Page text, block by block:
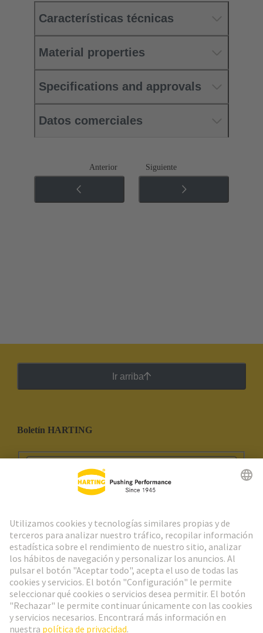
Características técnicas
Material properties
Specifications and approvals
Datos comerciales
Anterior Siguiente
Ir arriba
Boletín HARTING
Ir al registro
Social Media
España Español